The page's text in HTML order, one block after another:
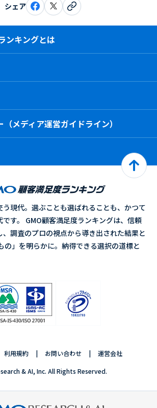
シェア
ンキングとは
メディア運営ガイドライン）
現代。選ぶことも選ばれることも、かつて
す。 GMO顧客満足度ランキングは、信頼
調査のプロの視点から導き出された結果と
の」を明らかに。納得できる選択の道標と
利用規約 お問い合わせ 運営会社
& AI, Inc. All Rights Reserved.